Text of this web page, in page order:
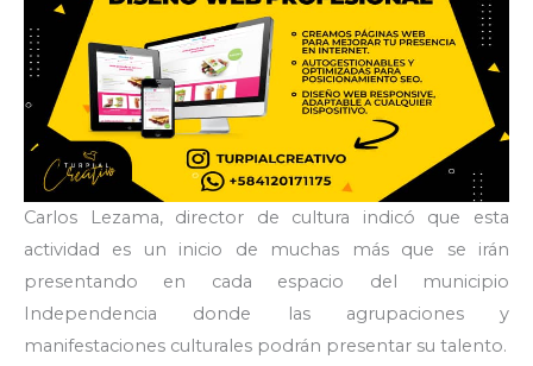
Carlos Lezama, director de cultura indicó que esta
actividad es un inicio de muchas más que se irán
presentando en cada espacio del municipio
Independencia donde las agrupaciones y
manifestaciones culturales podrán presentar su talento.